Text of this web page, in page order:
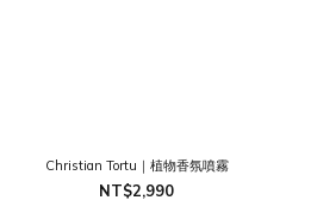
Christian Tortu｜植物香氛噴霧
NT$2,990